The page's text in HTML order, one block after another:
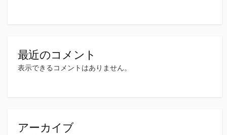
最近のコメント
表示できるコメントはありません。
アーカイブ